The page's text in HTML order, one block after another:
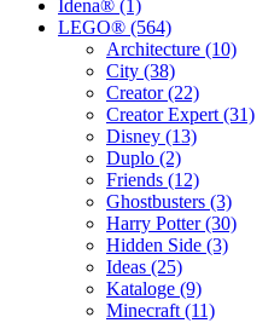
Idena® (1)
LEGO® (564)
Architecture (10)
City (38)
Creator (22)
Creator Expert (31)
Disney (13)
Duplo (2)
Friends (12)
Ghostbusters (3)
Harry Potter (30)
Hidden Side (3)
Ideas (25)
Kataloge (9)
Minecraft (11)